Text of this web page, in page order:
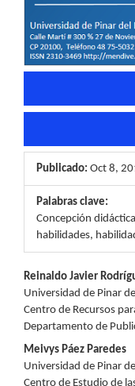
Publicado: Oct 8,
Palabras clave:
Concepción
habilidades,
Contenido
principal
del
artículo
Reinaldo Javier
Universidad de Pinar
Centro de Recursos
Departamento de
Meivys Páez Paredes
Universidad de Pinar
Centro de Estudio de